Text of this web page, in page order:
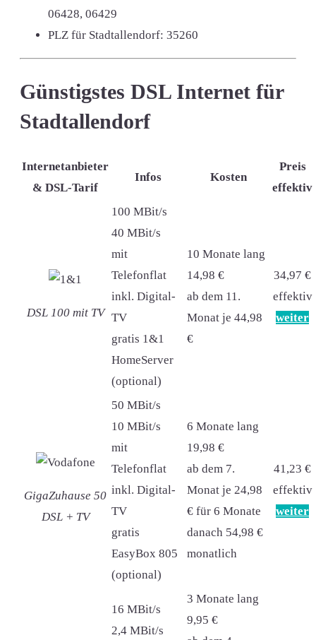
06428, 06429
PLZ für Stadtallendorf: 35260
Günstigstes DSL Internet für
Stadtallendorf
Internetanbieter
& DSL-Tarif
Infos Kosten
Preis
effektiv
DSL 100 mit TV
100 MBit/s
40 MBit/s
mit
Telefonflat
inkl. Digital-
TV
gratis 1&1
HomeServer
(optional)
10 Monate lang
14,98 €
ab dem 11.
Monat je 44,98
€
34,97 €
effektiv
weiter
GigaZuhause 50
DSL + TV
50 MBit/s
10 MBit/s
mit
Telefonflat
inkl. Digital-
TV
gratis
EasyBox 805
(optional)
6 Monate lang
19,98 €
ab dem 7.
Monat je 24,98
€ für 6 Monate
danach 54,98 €
monatlich
41,23 €
effektiv
weiter
16 MBit/s
2,4 MBit/s
3 Monate lang
9,95 €